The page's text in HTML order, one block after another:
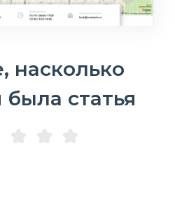
насколько
статья